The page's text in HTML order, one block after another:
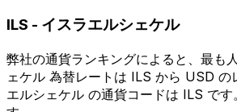
ILS - イスラエルシェケル
弊社の通貨ランキングによると、最も
ェケル 為替レートは ILS から USD の
エルシェケル の通貨コードは ILS で